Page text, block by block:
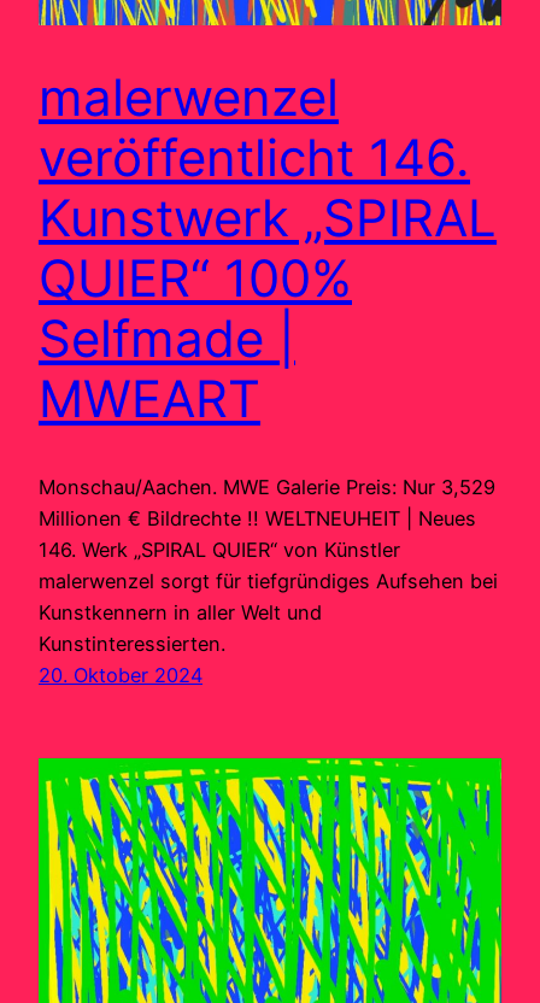
malerwenzel
veröffentlicht 146.
Kunstwerk „SPIRAL
QUIER“ 100%
Selfmade |
MWEART
Monschau/Aachen. MWE Galerie Preis: Nur 3,529
Millionen € Bildrechte !! WELTNEUHEIT | Neues
146. Werk „SPIRAL QUIER“ von Künstler
malerwenzel sorgt für tiefgründiges Aufsehen bei
Kunstkennern in aller Welt und
Kunstinteressierten.
20. Oktober 2024